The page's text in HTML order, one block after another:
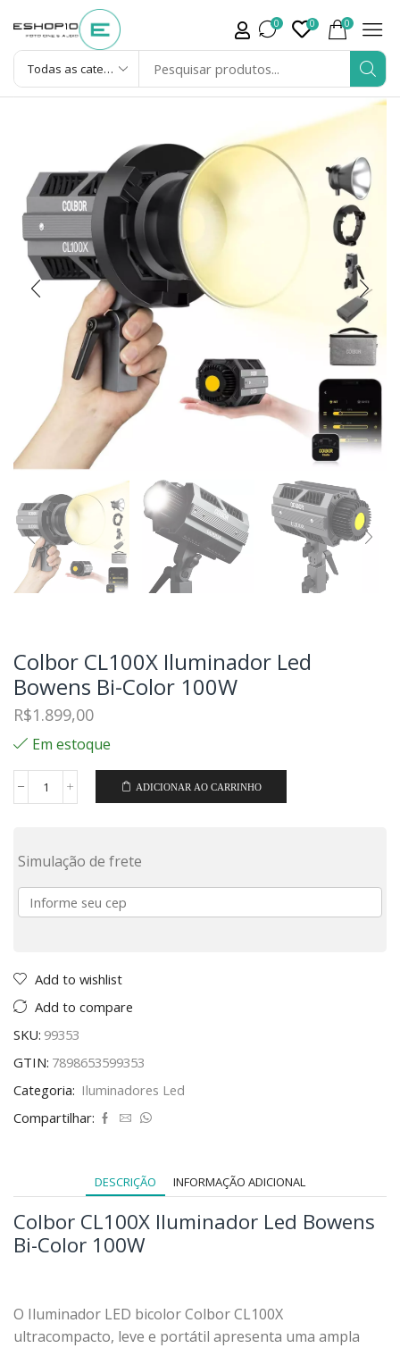
0 0 0
Colbor CL100X Iluminador Led
Bowens Bi-Color 100W
R$1.899,00
Em estoque
ADICIONAR AO CARRINHO
Simulação de frete
Add to wishlist
Add to compare
SKU: 99353
GTIN: 7898653599353
Categoria: Iluminadores Led
Compartilhar:
DESCRIÇÃO INFORMAÇÃO ADICIONAL
Colbor CL100X Iluminador Led Bowens
Bi-Color 100W
O Iluminador LED bicolor Colbor CL100X
ultracompacto, leve e portátil apresenta uma ampla